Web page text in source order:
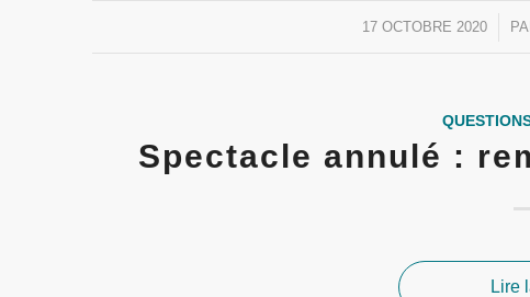
17 OCTOBRE 2020
/
Spectacle annulé :
Lire